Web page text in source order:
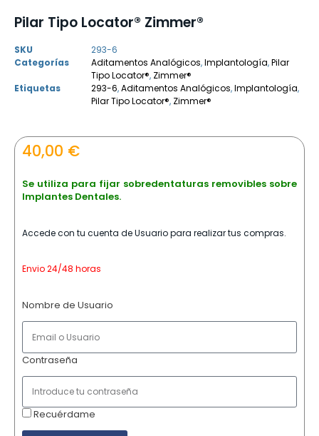
Pilar Tipo Locator® Zimmer®
SKU
293-6
Categorías
Aditamentos Analógicos,Implantología,Pilar
Tipo Locator®, Zimmer®
Etiquetas
293-6,Aditamentos Analógicos,Implantología,
Pilar Tipo Locator®, Zimmer®
40,00 €
Se utiliza para fijar sobredentaturas removibles sobre
Implantes Dentales.
Accede con tu cuenta de Usuario para realizar tus compras.
Envio 24/48 horas
Nombre de Usuario
Contraseña
Recuérdame